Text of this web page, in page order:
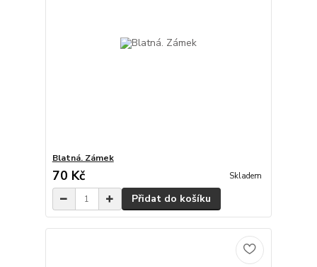
Blatná. Zámek
70 Kč Skladem
Přidat do košíku